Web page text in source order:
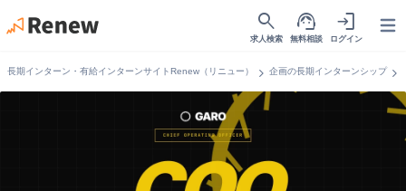
search
求人検索
support_agent
無料相談
login
ログイン
長期インターン・有給インターンサイトRenew（リニュー） chevron_right 企画の長期インターンシップchevron_right